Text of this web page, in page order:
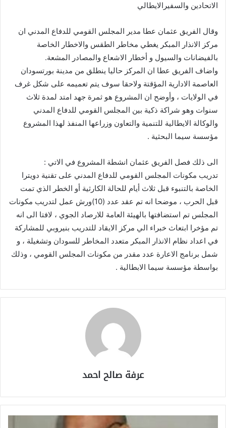
الاتحادين والسفيرالايطالي
وقال الفريق عثمان عطا مدير المجلس القومي للدفاع المدني ان
مركز الانذار المبكر يغطي مخاطر الطقس والاخطار الخاصة
بالفيضانات والسيول و أخطار الاشعاع والمصادر المشعة.
واضاف الفريق عطا ان المركز حاليا ينطلق من مدينة بورتسودان
العاصمة الادارية المؤقتة ولاحقا سوف يتم تعميمه على شكل غرف
في الولايات ، وأوضح ان المشروع هو ثمرة جهد امتد لمدة ثلاث
سنوات وهو شراكة ذكية بين المجلس القومي للدفاع المدني
والوكالة الايطالية للتنمية والتعاون وزراعها المنفذ لهذا المشروع
مؤسسة سيما البحثية .
الى ذلك فصل الفريق عثمان انشطة المشروع في الاتي :
تدريب مكونات المجلس القومي للدفاع المدني على تقنية دويترا
الخاصة بالتنبوء قبل ثلاث أيام للحالة الكارثية أو الخطر الذي تمت
قبل الحرب ، موضحا انه تم عقد عدد (10)ورش عمل لتدريب مكونات
المجلس تم استضافتها بالهيئة العامة للارصاد الجوي ، لافتا الى انه
تم مؤخرا ابتعاث خبراء الي مركز الايقاد للتدريب بنيروبي للمشاركة
في اعداد نظام الانذار المبكر متعدد المخاطر للسودان وتشغيلة ، و
شمل برنامج الاعارة عدد مقدر من مكونات المجلس القومي ، وذلك
بواسطة مؤسسة سيما الابطالية .
عرفة صالح احمد